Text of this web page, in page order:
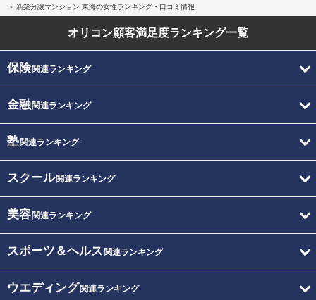
新築分譲マンション 東海の女性ランキング・口コミ情報
オリコン顧客満足度ランキング一覧
保険関連ランキング
金融関連ランキング
塾関連ランキング
スクール関連ランキング
美容関連ランキング
スポーツ＆ヘルス 関連ランキング
ウエディング関連ランキング